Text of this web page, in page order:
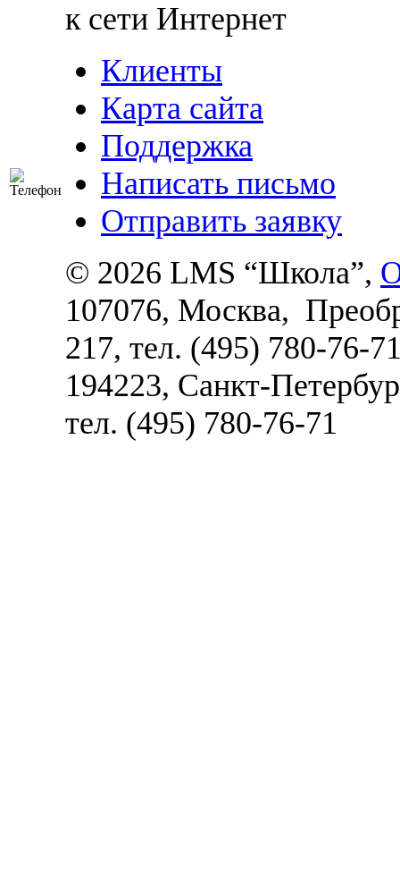
к сети Интернет
Клиенты
Карта сайта
Поддержка
Написать письмо
Отправить заявку
© 2026 LMS “Школа”,
107076, Москва,
217, тел. (495) 780-76-
194223, Санкт-
тел. (495) 780-76-71